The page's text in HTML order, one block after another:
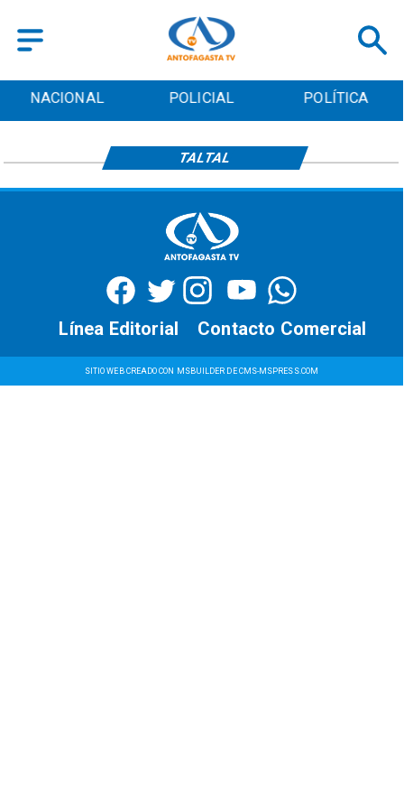
NACIONAL POLICIAL POLÍTICA
TALTAL
SITIO WEB CREADO CON MSBUILDER DE CMS-MSPRESS.COM
Contacto Comercial
Línea Editorial